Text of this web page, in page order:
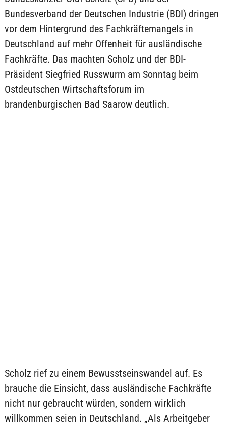
Bundesverband der Deutschen Industrie (BDI) dringen
vor dem Hintergrund des Fachkräftemangels in
Deutschland auf mehr Offenheit für ausländische
Fachkräfte. Das machten Scholz und der BDI-
Präsident Siegfried Russwurm am Sonntag beim
Ostdeutschen Wirtschaftsforum im
brandenburgischen Bad Saarow deutlich.
Scholz rief zu einem Bewusstseinswandel auf. Es
brauche die Einsicht, dass ausländische Fachkräfte
nicht nur gebraucht würden, sondern wirklich
willkommen seien in Deutschland. „Als Arbeitgeber